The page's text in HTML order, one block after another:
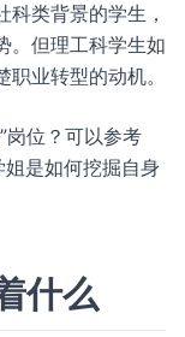
类背景的学生，
。但理工科学生如
业转型的动机。
岗位？可以参考
姐是如何挖掘自身
什么